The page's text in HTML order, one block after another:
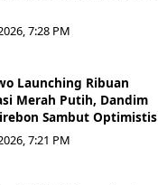
7:28 PM
Launching Ribuan
Merah Putih, Dandim
Sambut Optimistis
7:21 PM